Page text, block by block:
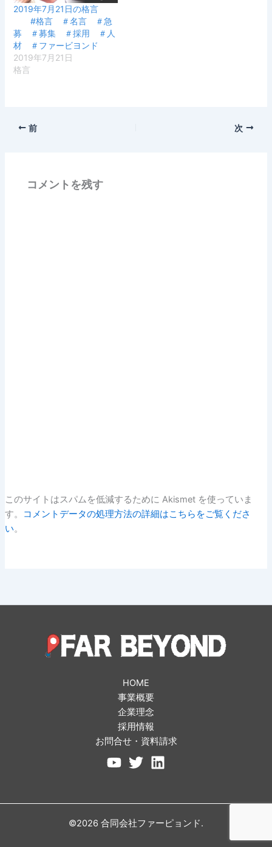
2019年7月21日の格言
#格言 ＃名言 ＃急
募 ＃募集 ＃採用 ＃人
材 ＃ファービヨンド
2019年7月21日
格言
前 次
コメントを残す
このサイトはスパムを低減するために Akismet を使っていま
す。
コメントデータの処理方法の詳細はこちらをご覧くださ
い。
HOME
事業概要
企業理念
採用情報
お問合せ・資料請求
©2026 合同会社ファーピョンド.